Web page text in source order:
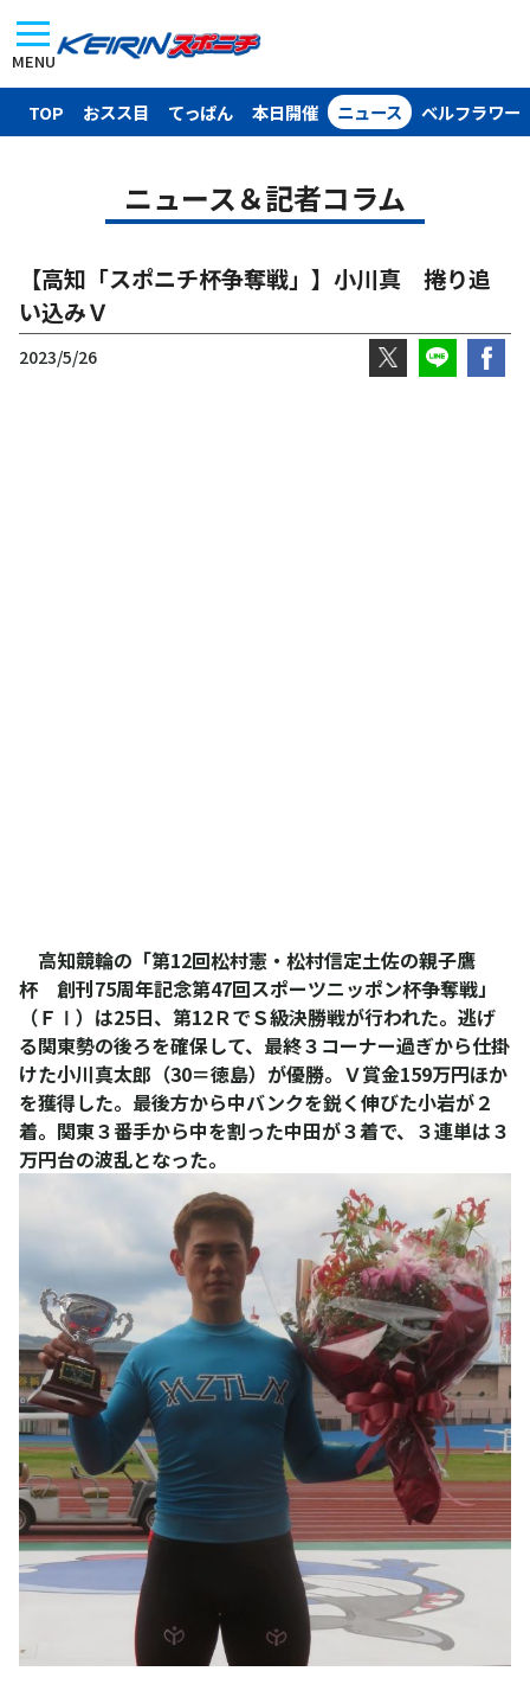
MENU
TOP おスス目 てっぱん 本日開催 ニュース ベルフラワー
ニュース＆記者コラム
【高知「スポニチ杯争奪戦」】小川真 捲り追
い込みＶ
2023/5/26
高知競輪の「第12回松村憲・松村信定土佐の親子鷹
杯 創刊75周年記念第47回スポーツニッポン杯争奪戦」
（ＦⅠ）は25日、第12ＲでＳ級決勝戦が行われた。逃げ
る関東勢の後ろを確保して、最終３コーナー過ぎから仕掛
けた小川真太郎（30＝徳島）が優勝。Ｖ賞金159万円ほか
を獲得した。最後方から中バンクを鋭く伸びた小岩が２
着。関東３番手から中を割った中田が３着で、３連単は３
万円台の波乱となった。